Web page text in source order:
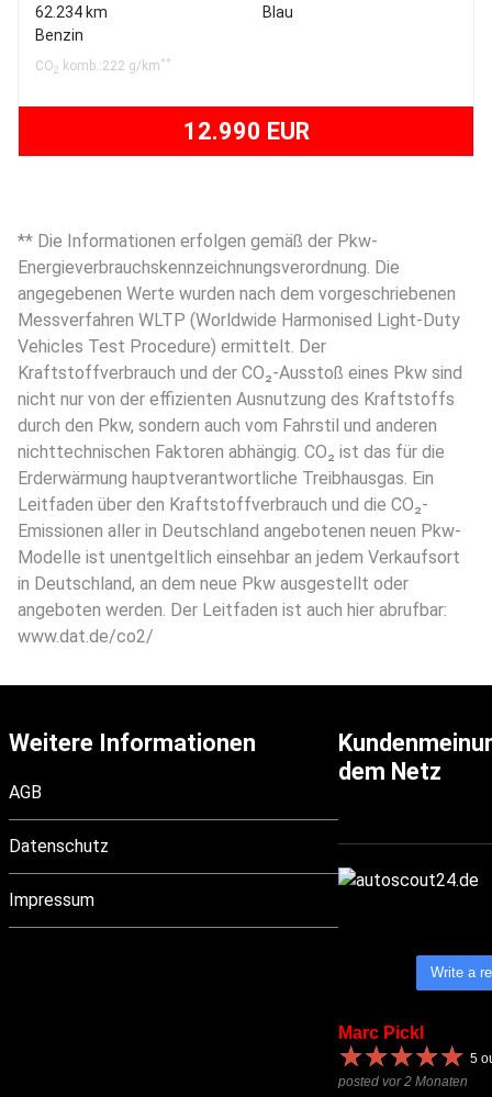
62.234 km
Benzin
Blau
CO2 komb.:222 g/km **
12.990 EUR
** Die Informationen erfolgen gemäß der Pkw-
Energieverbrauchskennzeichnungsverordnung. Die
angegebenen Werte wurden nach dem vorgeschriebenen
Messverfahren WLTP (Worldwide Harmonised Light-Duty
Vehicles Test Procedure) ermittelt. Der
Kraftstoffverbrauch und der CO₂-Ausstoß eines Pkw sind
nicht nur von der effizienten Ausnutzung des Kraftstoffs
durch den Pkw, sondern auch vom Fahrstil und anderen
nichttechnischen Faktoren abhängig. CO₂ ist das für die
Erderwärmung hauptverantwortliche Treibhausgas. Ein
Leitfaden über den Kraftstoffverbrauch und die CO₂-
Emissionen aller in Deutschland angebotenen neuen Pkw-
Modelle ist unentgeltlich einsehbar an jedem Verkaufsort
in Deutschland, an dem neue Pkw ausgestellt oder
angeboten werden. Der Leitfaden ist auch hier abrufbar:
www.dat.de/co2/
Weitere Informationen
AGB
Datenschutz
Impressum
dem Netz
Write a
Marc Pickl
★★★★★
★★★★★ 5
posted vor 2 Monaten